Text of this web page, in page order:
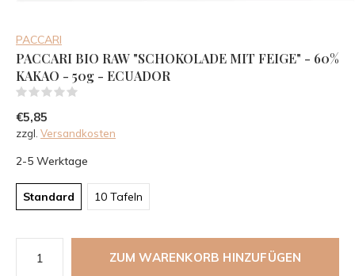
PACCARI
PACCARI BIO RAW "SCHOKOLADE MIT FEIGE" - 60%
KAKAO - 50g - ECUADOR
€5,85
zzgl. Versandkosten
2-5 Werktage
Standard 10 Tafeln
ZUM WARENKORB HINZUFÜGEN